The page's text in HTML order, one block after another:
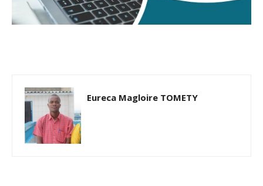
Eureca Magloire TOMETY